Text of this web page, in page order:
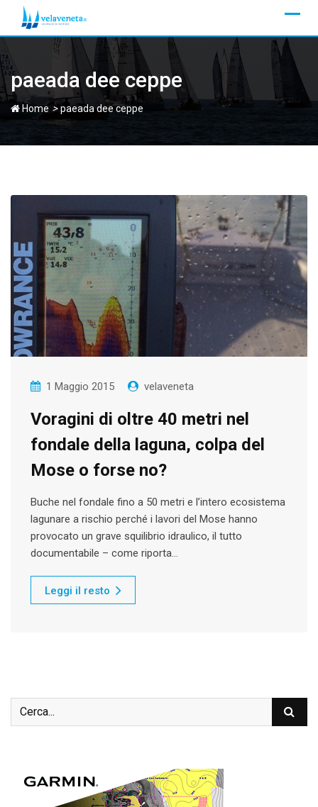
paeada dee ceppe
Home >paeada dee ceppe
1 Maggio 2015 velaveneta
Voragini di oltre 40 metri nel
fondale della laguna, colpa del
Mose o forse no?
Buche nel fondale fino a 50 metri e l’intero ecosistema
lagunare a rischio perché i lavori del Mose hanno
provocato un grave squilibrio idraulico, il tutto
documentabile – come riporta…
Leggi il resto